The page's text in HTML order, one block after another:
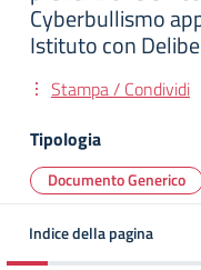
Cyberbullismo
Istituto con
Stampa / Condividi
Tipologia
Documento Generico
Indice della pagina